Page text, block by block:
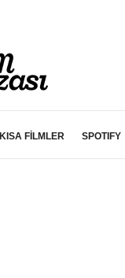
KISA FİLMLER SPOTIFY